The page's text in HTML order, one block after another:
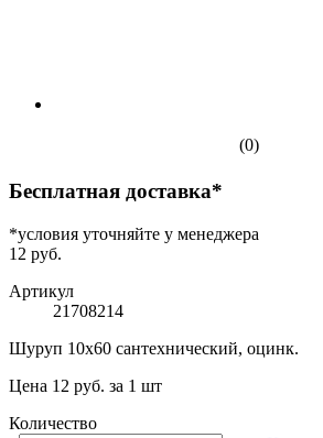
(0)
Бесплатная доставка*
*условия уточняйте у менеджера
12 руб.
Артикул
21708214
Шуруп 10х60 сантехнический, оцинк.
Цена 12 руб. за 1 шт
Количество